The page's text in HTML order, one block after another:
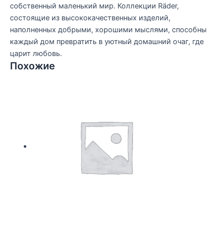
собственный маленький мир. Коллекции Räder,
состоящие из высококачественных изделий,
наполненных добрыми, хорошими мыслями, способны
каждый дом превратить в уютный домашний очаг, где
царит любовь.
Похожие